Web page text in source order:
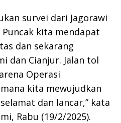
survei dari Jagorawi
kita mendapat
dan sekarang
dan Cianjur. Jalan tol
Operasi
kita mewujudkan
dan lancar,” kata
Rabu (19/2/2025).